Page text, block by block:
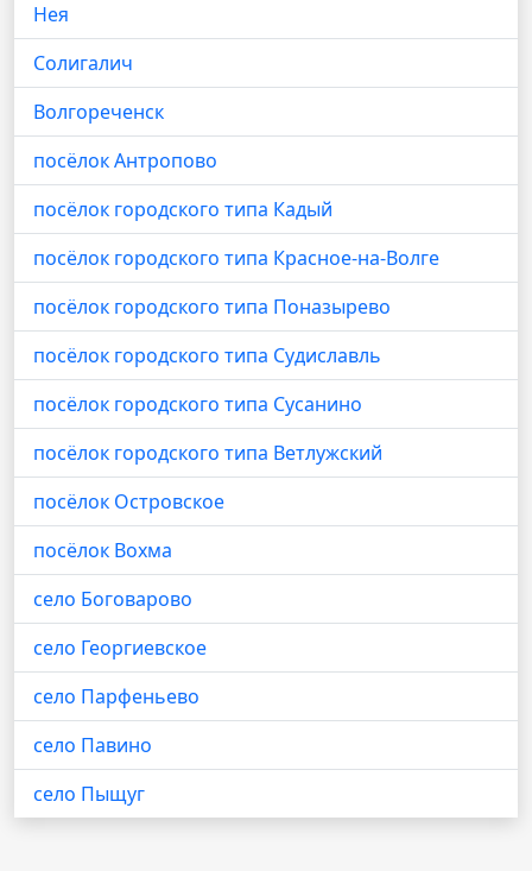
Нея
Солигалич
Волгореченск
посёлок Антропово
посёлок городского типа Кадый
посёлок городского типа Красное-на-Волге
посёлок городского типа Поназырево
посёлок городского типа Судиславль
посёлок городского типа Сусанино
посёлок городского типа Ветлужский
посёлок Островское
посёлок Вохма
село Боговарово
село Георгиевское
село Парфеньево
село Павино
село Пыщуг